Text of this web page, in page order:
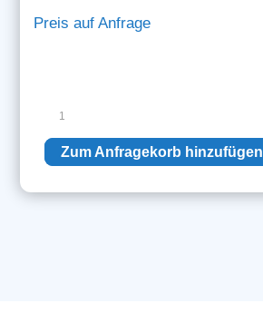
Preis auf Anfrage
Steuerungspanel
mit
Mikrofon
Menge
Zum Anfragekorb hinzufügen